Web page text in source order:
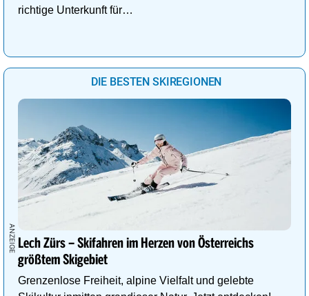
richtige Unterkunft für
DIE BESTEN SKIREGIONEN
Lech Zürs – Skifahren im Herzen von Österreichs
größtem Skigebiet
Grenzenlose Freiheit, alpine Vielfalt und gelebte